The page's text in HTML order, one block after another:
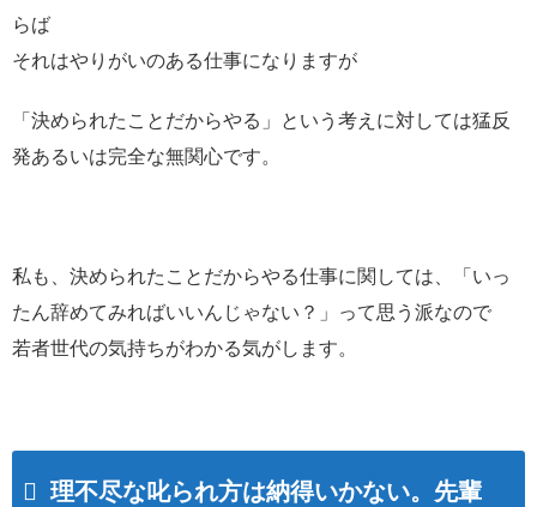
らば
それはやりがいのある仕事になりますが
「決められたことだからやる」という考えに対しては猛反
発あるいは完全な無関心です。
私も、決められたことだからやる仕事に関しては、「いっ
たん辞めてみればいいんじゃない？」って思う派なので
若者世代の気持ちがわかる気がします。
理不尽な叱られ方は納得いかない。先輩